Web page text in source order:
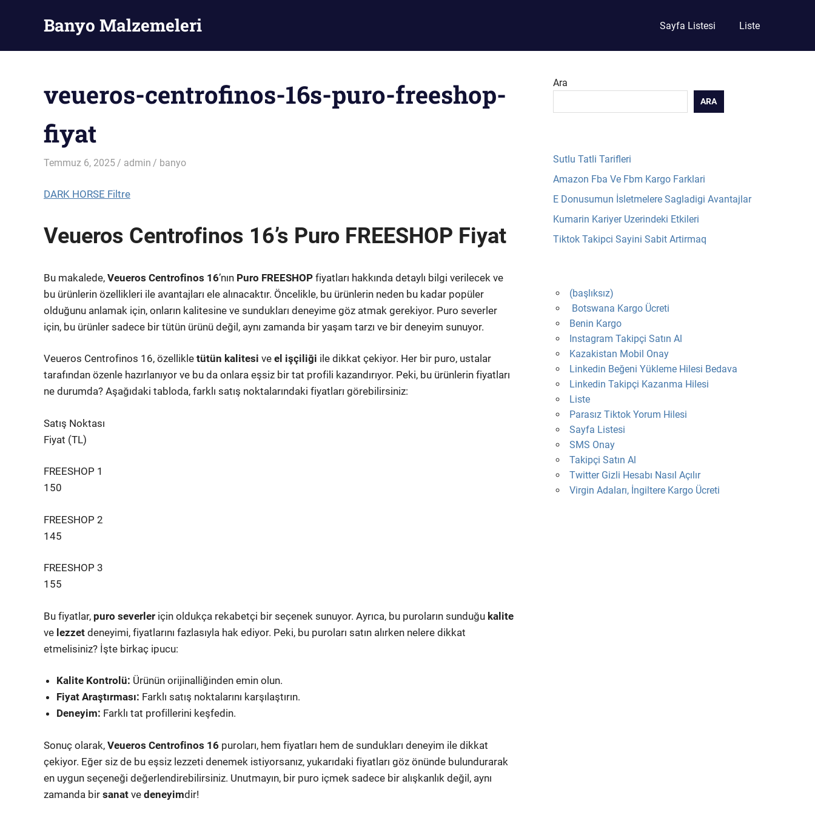
Banyo Malzemeleri Sayfa Listesi Liste
veueros-centrofinos-16s-puro-freeshop-
fiyat
Temmuz 6, 2025 admin banyo
DARK HORSE Filtre
Veueros Centrofinos 16’s Puro FREESHOP Fiyat
Bu makalede, Veueros Centrofinos 16’nın Puro FREESHOP fiyatları hakkında detaylı bilgi verilecek ve
bu ürünlerin özellikleri ile avantajları ele alınacaktır. Öncelikle, bu ürünlerin neden bu kadar popüler
olduğunu anlamak için, onların kalitesine ve sundukları deneyime göz atmak gerekiyor. Puro severler
için, bu ürünler sadece bir tütün ürünü değil, aynı zamanda bir yaşam tarzı ve bir deneyim sunuyor.
Veueros Centrofinos 16, özellikle tütün kalitesi ve el işçiliği ile dikkat çekiyor. Her bir puro, ustalar
tarafından özenle hazırlanıyor ve bu da onlara eşsiz bir tat profili kazandırıyor. Peki, bu ürünlerin fiyatları
ne durumda? Aşağıdaki tabloda, farklı satış noktalarındaki fiyatları görebilirsiniz:
Satış Noktası
Fiyat (TL)
FREESHOP 1
150
FREESHOP 2
145
FREESHOP 3
155
Bu fiyatlar, puro severler için oldukça rekabetçi bir seçenek sunuyor. Ayrıca, bu puroların sunduğu kalite
ve lezzet deneyimi, fiyatlarını fazlasıyla hak ediyor. Peki, bu puroları satın alırken nelere dikkat
etmelisiniz? İşte birkaç ipucu:
Kalite Kontrolü: Ürünün orijinalliğinden emin olun.
Fiyat Araştırması: Farklı satış noktalarını karşılaştırın.
Deneyim: Farklı tat profillerini keşfedin.
Sonuç olarak, Veueros Centrofinos 16 puroları, hem fiyatları hem de sundukları deneyim ile dikkat
çekiyor. Eğer siz de bu eşsiz lezzeti denemek istiyorsanız, yukarıdaki fiyatları göz önünde bulundurarak
en uygun seçeneği değerlendirebilirsiniz. Unutmayın, bir puro içmek sadece bir alışkanlık değil, aynı
zamanda bir sanat ve deneyimdir!
Ara
ARA
Sutlu Tatli Tarifleri
Amazon Fba Ve Fbm Kargo Farklari
E Donusumun İsletmelere Sagladigi Avantajlar
Kumarin Kariyer Uzerindeki Etkileri
Tiktok Takipci Sayini Sabit Artirmaq
(başlıksız)
Botswana Kargo Ücreti
Benin Kargo
Instagram Takipçi Satın Al
Kazakistan Mobil Onay
Linkedin Beğeni Yükleme Hilesi Bedava
Linkedin Takipçi Kazanma Hilesi
Liste
Parasız Tiktok Yorum Hilesi
Sayfa Listesi
SMS Onay
Takipçi Satın Al
Twitter Gizli Hesabı Nasıl Açılır
Virgin Adaları, İngiltere Kargo Ücreti